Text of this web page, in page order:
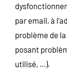
par email, à
problème de
posant
utilisé, …).